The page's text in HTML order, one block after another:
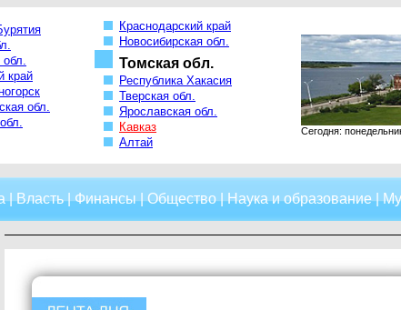
обл.
край
обл.
Краснодарский край
Новосибирская обл.
Томская обл.
Республика Хакасия
Тверская обл.
Ярославская обл.
Кавказ
Алтай
Сегодня:
|Власть|Финансы|Общество|Наука и образование|